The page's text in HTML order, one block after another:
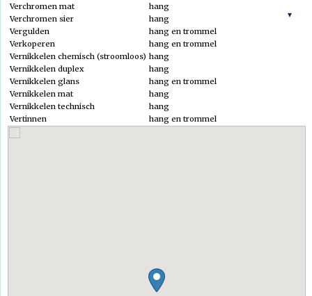
Vereniging
Bestuur
Commissie Techniek & PR
Kascontrole
Wat is galvanotechniek
Opleidingen
Contact
Leveringsvoorwaarden
Normen
Links
Verchromen mat
hang
Verchromen sier
hang
Vergulden
hang en trommel
Verkoperen
hang en trommel
Vernikkelen chemisch (stroomloos) hang
Vernikkelen duplex
hang
Vernikkelen glans
hang en trommel
Vernikkelen mat
hang
Vernikkelen technisch
hang
Vertinnen
hang en trommel